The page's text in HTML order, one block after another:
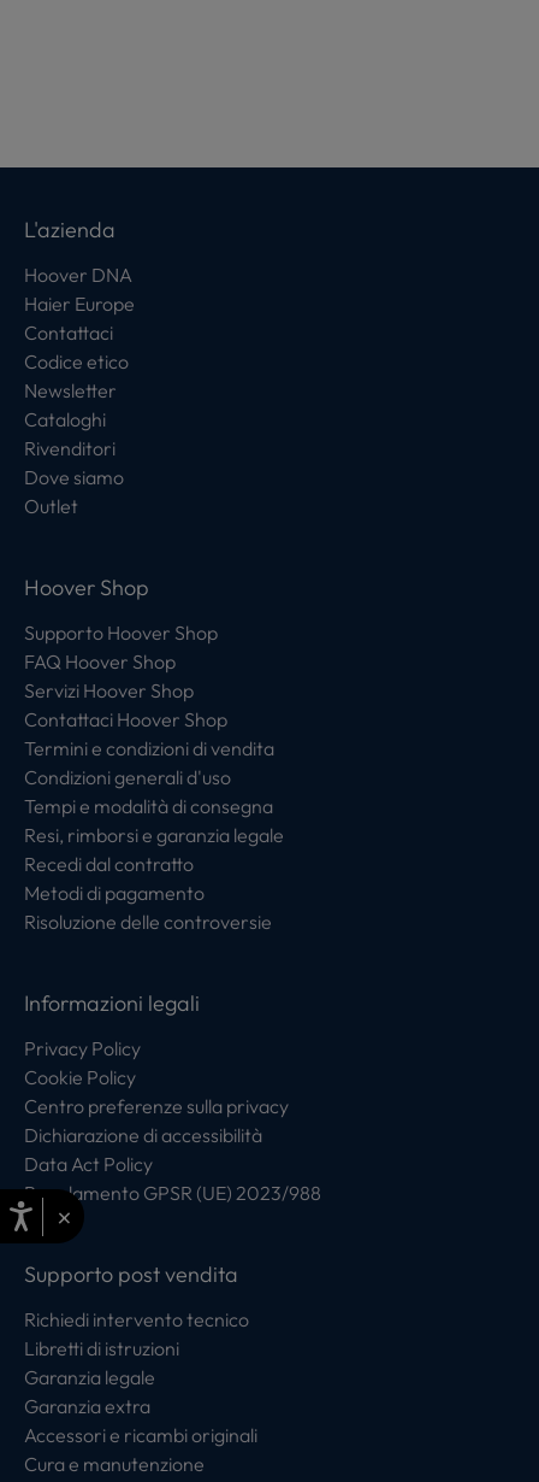
L'azienda
Hoover DNA
Haier Europe
Contattaci
Codice etico
Newsletter
Cataloghi
Rivenditori
Dove siamo
Outlet
Hoover Shop
Supporto Hoover Shop
FAQ Hoover Shop
Servizi Hoover Shop
Contattaci Hoover Shop
Termini e condizioni di vendita
Condizioni generali d'uso
Tempi e modalità di consegna
Resi, rimborsi e garanzia legale
Recedi dal contratto
Metodi di pagamento
Risoluzione delle controversie
Informazioni legali
Privacy Policy
Cookie Policy
Centro preferenze sulla privacy
Dichiarazione di accessibilità
Data Act Policy
Regolamento GPSR (UE) 2023/988
Supporto post vendita
Richiedi intervento tecnico
Libretti di istruzioni
Garanzia legale
Garanzia extra
Accessori e ricambi originali
Cura e manutenzione
×